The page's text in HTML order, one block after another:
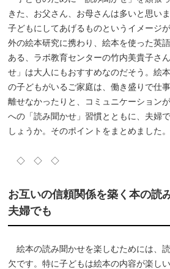
きた、お父さん、お母さんは多いと思い
子どもにしてあげるものというイメージ
外の絵本研究に携わり、絵本を使った英
ある、ラボ教育センターの竹内美貴子さ
せ」は大人にもおすすめなのだそう。絵
の子どもがいるご家庭は、働き盛りで仕
離せなかったりと、コミュニケーション
への「読み聞かせ」習慣とともに、夫婦
しょうか。そのポイントをまとめました。
◇ ◇ ◇
お互いの信頼関係を築く本の
夫婦でも
絵本の読み聞かせを楽しむためには、
欠です。特に子どもは絵本の内容が楽し